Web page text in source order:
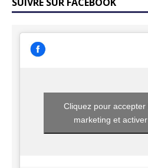
Cliquez pour accepter
marketing et